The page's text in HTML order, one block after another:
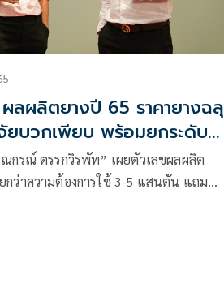
ลผลิตยางปี 65 ราคายางฉลุ
บวกเพียบ พร้อมยกระดับสู่
ล เปิดตัว 2 แอพเด่น เพื่อ
ง
ณกรณ์ ตรรกวิรพัท” เผยตัวเลขผลผลิต
กว่าความต้องการใช้ 3-5 แสนตัน แถมมี